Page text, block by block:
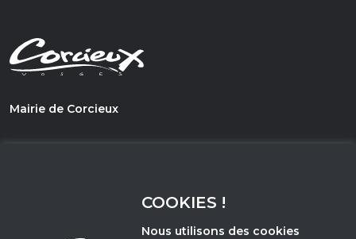
Mairie de Corcieux
COOKIES !
Nous utilisons des cookies